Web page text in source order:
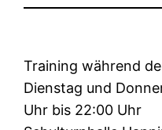
Training während
Dienstag und
Uhr bis 22:00 Uhr